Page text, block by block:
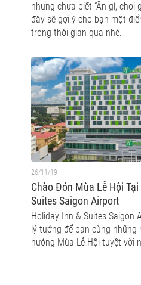
nhưng chưa biết “Ăn gì, chơi
đây sẽ gợi ý cho bạn một
trong thời gian qua nhé.
26/11/19
Chào Đón Mùa Lễ Hội
Suites Saigon Airport
Holiday Inn & Suites Saigon
lý tưởng để bạn cùng những
hưởng Mùa Lễ Hội tuyệt vời